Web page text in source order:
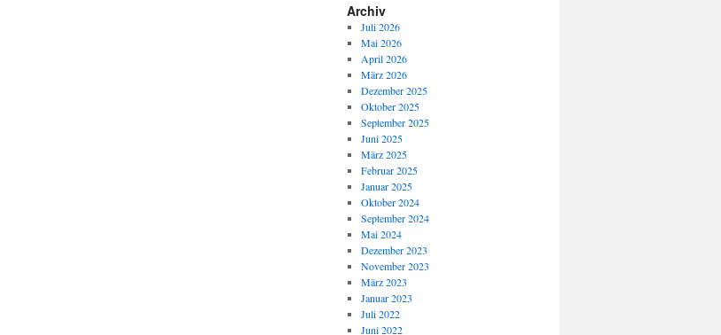
Archiv
Juli 2026
Mai 2026
April 2026
März 2026
Dezember 2025
Oktober 2025
September 2025
Juni 2025
März 2025
Februar 2025
Januar 2025
Oktober 2024
September 2024
Mai 2024
Dezember 2023
November 2023
März 2023
Januar 2023
Juli 2022
Juni 2022